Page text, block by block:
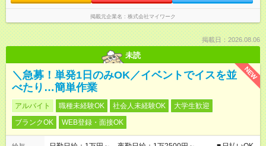
掲載元企業名 株式会社マイワーク
掲載日：2026.08.06
未読
NEW
＼急募！単発1日のみOK／イベントでイスを並
べたり…簡単作業
アルバイト 職種未経験OK 社会人未経験OK
大学生歓迎
ブランクOK
WEB登録・面接OK